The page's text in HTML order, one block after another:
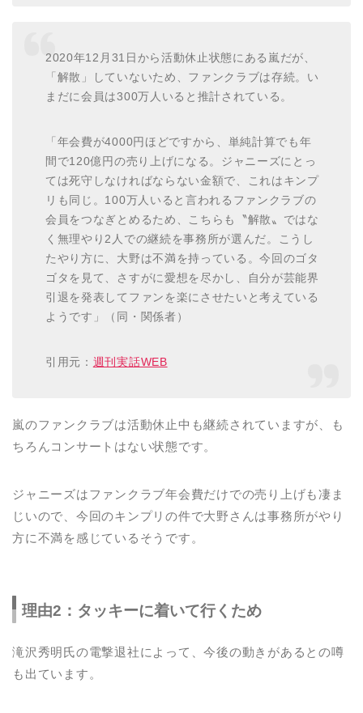
2020年12月31日から活動休止状態にある嵐だが、
「解散」していないため、ファンクラブは存続。い
まだに会員は300万人いると推計されている。
「年会費が4000円ほどですから、単純計算でも年
間で120億円の売り上げになる。ジャニーズにとっ
ては死守しなければならない金額で、これはキンプ
リも同じ。100万人いると言われるファンクラブの
会員をつなぎとめるため、こちらも〝解散〟ではな
く無理やり2人での継続を事務所が選んだ。こうし
たやり方に、大野は不満を持っている。今回のゴタ
ゴタを見て、さすがに愛想を尽かし、自分が芸能界
引退を発表してファンを楽にさせたいと考えている
ようです」（同・関係者）
引用元： 週刊実話WEB
嵐のファンクラブは活動休止中も継続されていますが、も
ちろんコンサートはない状態です。
ジャニーズはファンクラブ年会費だけでの売り上げも凄ま
じいので、今回のキンプリの件で大野さんは事務所がやり
方に不満を感じているそうです。
理由2：タッキーに着いて行くため
滝沢秀明氏の電撃退社によって、今後の動きがあるとの噂
も出ています。